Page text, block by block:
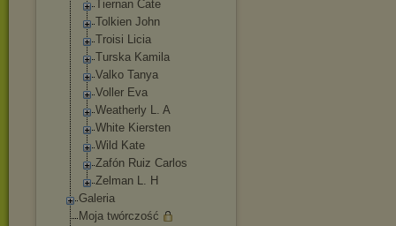
Tiernan Cate
Tolkien John
Troisi Licia
Turska Kamila
Valko Tanya
Voller Eva
Weatherly L. A
White Kiersten
Wild Kate
Zafón Ruiz Carlos
Zelman L. H
Galeria
Moja twórczość